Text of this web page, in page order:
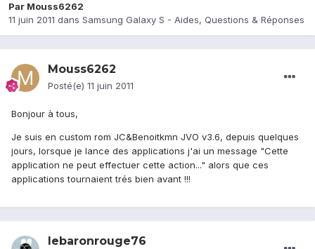
Par Mouss6262
11 juin 2011 dans Samsung Galaxy S - Aides, Questions & Réponses
Mouss6262
Posté(e) 11 juin 2011
Bonjour à tous,
Je suis en custom rom JC&Benoitkmn JVO v3.6, depuis quelques
jours, lorsque je lance des applications j'ai un message "Cette
application ne peut effectuer cette action..." alors que ces
applications tournaient trés bien avant !!!
lebaronrouge76